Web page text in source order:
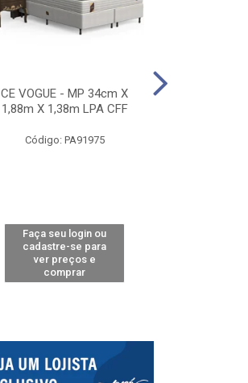
CE VOGUE - MP 34cm X
1,88m X 1,38m LPA CFF
Código: PA91975
Faça seu login ou
cadastre-se para
ver preços e
comprar